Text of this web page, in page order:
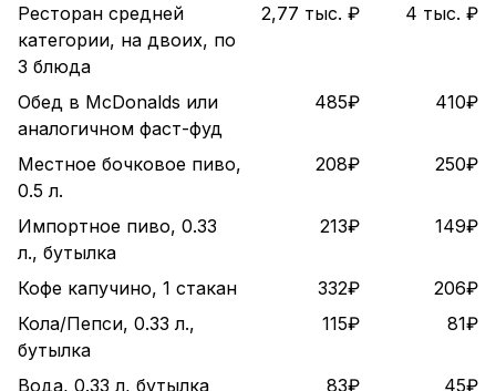
Ресторан средней
категории, на двоих, по
3 блюда
2,77 тыс. ₽ 4 тыс. ₽
Обед в McDonalds или
аналогичном фаст-фуд
485₽ 410₽
Местное бочковое пиво,
0.5 л.
208₽ 250₽
Импортное пиво, 0.33
л., бутылка
213₽ 149₽
Кофе капучино, 1 стакан 332₽
206₽
Кола/Пепси, 0.33 л.,
бутылка
115₽ 81₽
Вода, 0.33 л, бутылка 83₽
45₽